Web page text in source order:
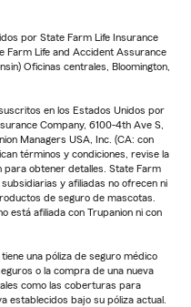
por State Farm Life Insurance
Farm Life and Accident Assurance
Oficinas centrales, Bloomington,
en los Estados Unidos por
Company, 6100-4th Ave S,
Managers USA, Inc. (CA: con
términos y condiciones, revise la
para obtener detalles. State Farm
y afiliadas no ofrecen ni
de seguro de mascotas.
está afiliada con Trupanion ni con
una póliza de seguro médico
o la compra de una nueva
como las coberturas para
establecidos bajo su póliza actual.